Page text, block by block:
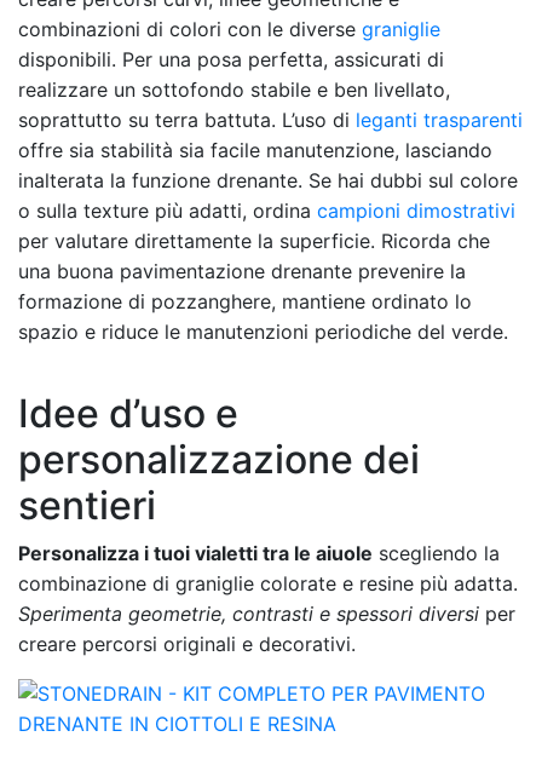
combinazioni di colori con le diverse graniglie
disponibili. Per una posa perfetta, assicurati di
realizzare un sottofondo stabile e ben livellato,
soprattutto su terra battuta. L’uso di leganti trasparenti
offre sia stabilità sia facile manutenzione, lasciando
inalterata la funzione drenante. Se hai dubbi sul colore
o sulla texture più adatti, ordina campioni dimostrativi
per valutare direttamente la superficie. Ricorda che
una buona pavimentazione drenante prevenire la
formazione di pozzanghere, mantiene ordinato lo
spazio e riduce le manutenzioni periodiche del verde.
Idee d’uso e
personalizzazione dei
sentieri
Personalizza i tuoi vialetti tra le aiuole scegliendo la
combinazione di graniglie colorate e resine più adatta.
Sperimenta geometrie, contrasti e spessori diversi per
creare percorsi originali e decorativi.